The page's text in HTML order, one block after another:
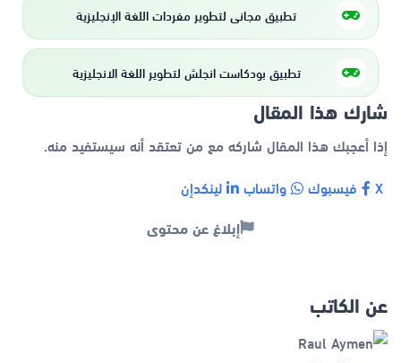
تطبيق مجاني لتطوير مفردات اللغة الإنجليزية
تطبيق بودكاست انجلش لتطوير اللغة الانجليزية
شارك هذا المقال
إذا أعجبك هذا المقال شاركه مع من تعتقد أنه سيستفيد منه.
فيسبوك واتساب لينكدإن
إبلاغ عن محتوى
عن الكاتب